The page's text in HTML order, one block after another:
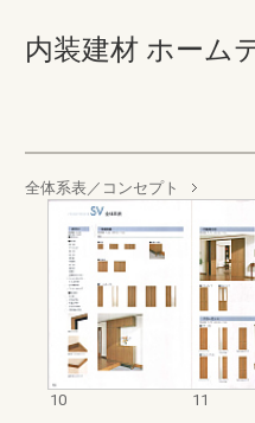
内装建材 ホーム
全体系表／コンセプト
10 11